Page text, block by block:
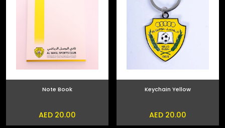
Keychain Yellow
AED 20.00
Note Book
AED 20.00